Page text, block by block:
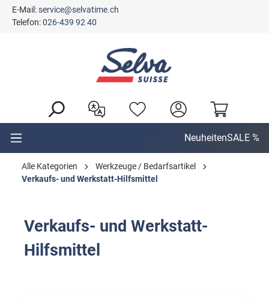
springen
E-Mail:service@selvatime.ch
Telefon:026-439 92 40
NeuheitenSALE %
Alle Kategorien
Werkzeuge / Bedarfsartikel
Verkaufs- und Werkstatt-Hilfsmittel
Verkaufs- und Werkstatt-
Hilfsmittel